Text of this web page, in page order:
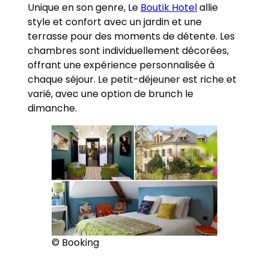
Unique en son genre, Le Boutik Hotelallie
style et confort avec un jardin et une
terrasse pour des moments de détente. Les
chambres sont individuellement décorées,
offrant une expérience personnalisée à
chaque séjour. Le petit-déjeuner est riche et
varié, avec une option de brunch le
dimanche.
© Booking